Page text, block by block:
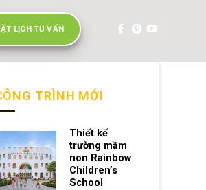
LỊCH TƯ VẤN
TRÌNH MỚI
Thiết kế
trường mầm
non Rainbow
Children’s
School